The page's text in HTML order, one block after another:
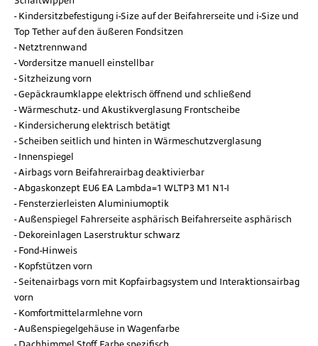
Kindersitzbefestigung i-Size auf der Beifahrerseite und i-Size und
Top Tether auf den äußeren Fondsitzen
Netztrennwand
Vordersitze manuell einstellbar
Sitzheizung vorn
Gepäckraumklappe elektrisch öffnend und schließend
Wärmeschutz- und Akustikverglasung Frontscheibe
Kindersicherung elektrisch betätigt
Scheiben seitlich und hinten in Wärmeschutzverglasung
Innenspiegel
Airbags vorn Beifahrerairbag deaktivierbar
Abgaskonzept EU6 EA Lambda=1 WLTP3 M1 N1-I
Fensterzierleisten Aluminiumoptik
Außenspiegel Fahrerseite asphärisch Beifahrerseite asphärisch
Dekoreinlagen Laserstruktur schwarz
Fond-Hinweis
Kopfstützen vorn
Seitenairbags vorn mit Kopfairbagsystem und Interaktionsairbag
vorn
Komfortmittelarmlehne vorn
Außenspiegelgehäuse in Wagenfarbe